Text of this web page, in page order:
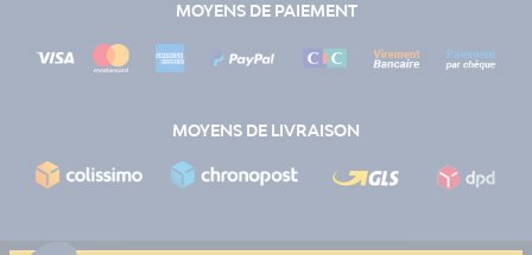
MOYENS DE PAIEMENT
MOYENS DE LIVRAISON